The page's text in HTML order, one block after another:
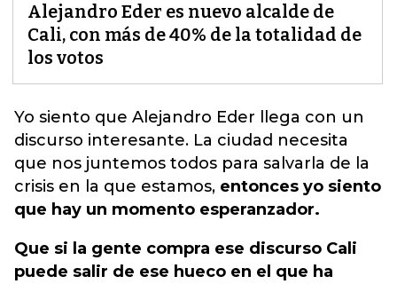
Alejandro Eder es nuevo alcalde de
Cali, con más de 40% de la totalidad de
los votos
Yo siento que Alejandro Eder llega con un
discurso interesante. La ciudad necesita
que nos juntemos todos para salvarla de la
crisis en la que estamos, entonces yo siento
que hay un momento esperanzador.
Que si la gente compra ese discurso Cali
puede salir de ese hueco en el que ha